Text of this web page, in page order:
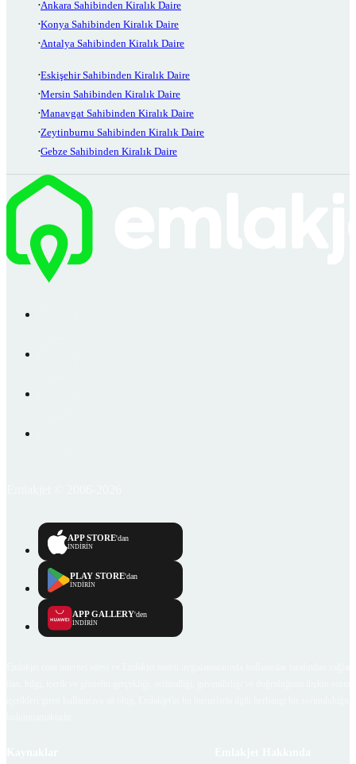
Ankara Sahibinden Kiralık Daire
Konya Sahibinden Kiralık Daire
Antalya Sahibinden Kiralık Daire
Eskişehir Sahibinden Kiralık Daire
Mersin Sahibinden Kiralık Daire
Manavgat Sahibinden Kiralık Daire
Zeytinburnu Sahibinden Kiralık Daire
Gebze Sahibinden Kiralık Daire
APP STORE'dan
İNDİRİN
PLAY STORE'dan
İNDİRİN
APP GALLERY'den
İNDİRİN